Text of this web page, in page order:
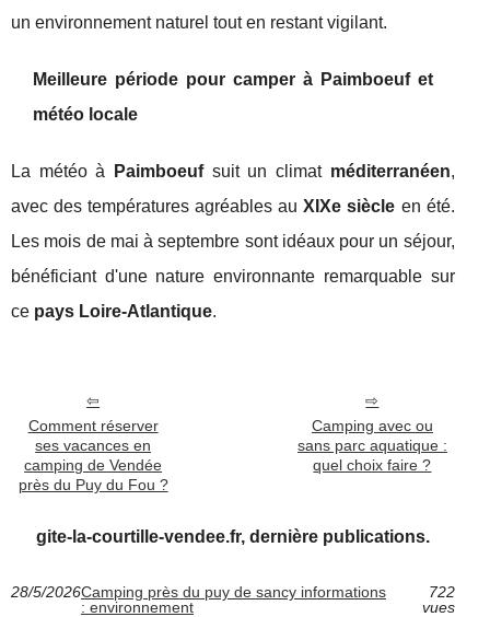
un environnement naturel tout en restant vigilant.
Meilleure période pour camper à Paimboeuf et
météo locale
La météo à Paimboeufsuit un climat méditerranéen,
avec des températures agréables auXIXe siècle en été.
Les mois de mai à septembre sont idéaux pour un séjour,
bénéficiant d'une nature environnante remarquable sur
ce pays Loire-Atlantique.
Comment réserver
ses vacances en
camping de Vendée
près du Puy du Fou ?
Camping avec ou
sans parc aquatique :
quel choix faire ?
gite-la-courtille-vendee.fr, dernière publications.
28/5/2026Camping près du puy de sancy informations
: environnement
722
vues